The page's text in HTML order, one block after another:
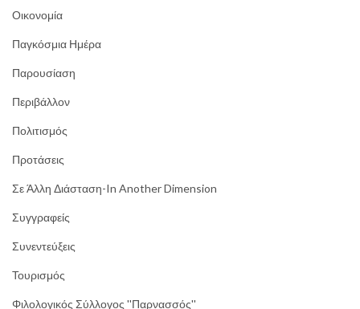
Οικονομία
Παγκόσμια Ημέρα
Παρουσίαση
Περιβάλλον
Πολιτισμός
Προτάσεις
Σε Άλλη Διάσταση-In Another Dimension
Συγγραφείς
Συνεντεύξεις
Τουρισμός
Φιλολογικός Σύλλογος ''Παρνασσός''